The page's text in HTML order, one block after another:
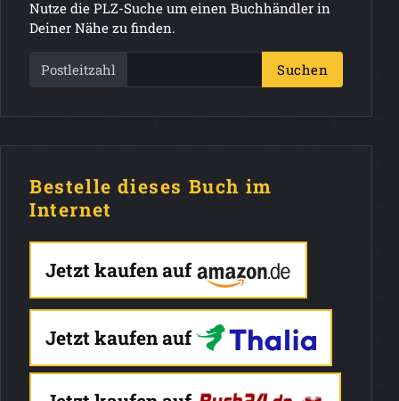
Nutze die PLZ-Suche um einen Buchhändler in
Deiner Nähe zu finden.
Postleitzahl Suchen
Bestelle dieses Buch im
Internet
Jetzt kaufen auf
Jetzt kaufen auf